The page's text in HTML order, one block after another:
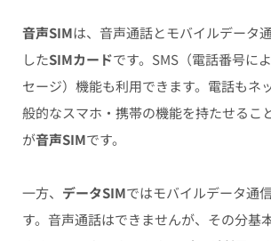
音声SIMは、音声通話とモバイルデータ
したSIMカードです。SMS（電話番号に
セージ）機能も利用できます。電話もネ
般的なスマホ・携帯の機能を持たせるこ
が音声SIMです。
一方、 データSIMではモバイルデータ通
す。音声通話はできませんが、その分基